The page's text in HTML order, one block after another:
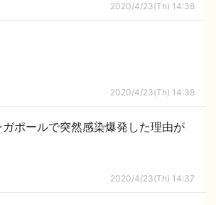
2020/4/23(Th) 14:38
2020/4/23(Th) 14:38
ポールで突然感染爆発した理由が
2020/4/23(Th) 14:37